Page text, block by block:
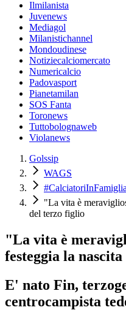
Ilmilanista
Juvenews
Mediagol
Milanistichannel
Mondoudinese
Notiziecalciomercato
Numericalcio
Padovasport
Pianetamilan
SOS Fanta
Toronews
Tuttobolognaweb
Violanews
Golssip
WAGS
#CalciatoriInFamiglia
"La vita è
del terzo figlio
"La vita è
festeggia la
E' nato Fin,
centrocampista